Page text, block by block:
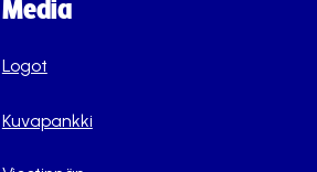
Media
Logot
Kuvapankki